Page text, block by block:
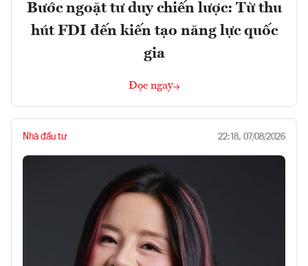
Bước ngoặt tư duy chiến lược: Từ thu
hút FDI đến kiến tạo năng lực quốc
gia
Đọc ngay
Nhà đầu tư 22:18, 07/08/2026